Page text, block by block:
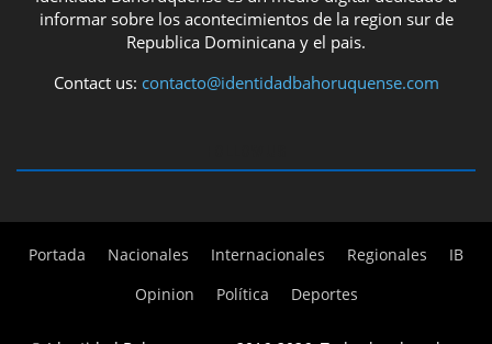
informar sobre los acontecimientos de la region sur de
Republica Dominicana y el pais.
Contact us: contacto@identidadbahoruquense.com
Portada Nacionales Internacionales Regionales
IB
Opinion
Política Deportes